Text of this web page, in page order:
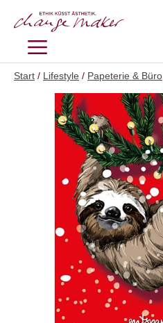
Inhalt
MENÜ
Start / Lifestyle / Papeterie & Büro